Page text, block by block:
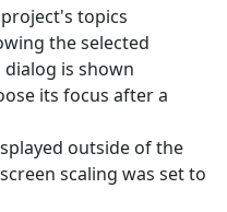
topics
the selected
is shown
its focus after a
outside of the
scaling was set to